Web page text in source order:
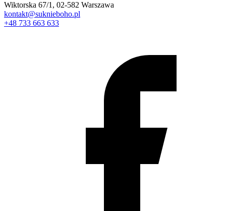
Wiktorska 67/1, 02-582 Warszawa
kontakt@suknieboho.pl
+48 733 663 633